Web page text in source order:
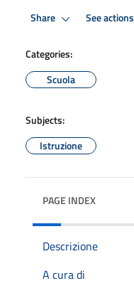
Share See actions
Categories:
Scuola
Subjects:
Istruzione
PAGE INDEX
Descrizione
A cura di